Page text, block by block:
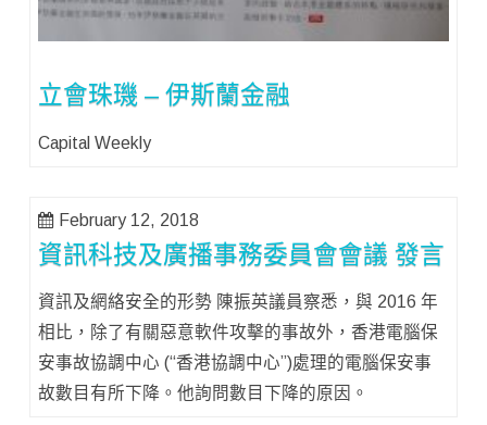
立會珠璣 – 伊斯蘭金融
Capital Weekly
February 12, 2018
資訊科技及廣播事務委員會會議 發言
資訊及網絡安全的形勢 陳振英議員察悉，與 2016 年
相比，除了有關惡意軟件攻擊的事故外，香港電腦保
安事故協調中心 (“香港協調中心”)處理的電腦保安事
故數目有所下降。他詢問數目下降的原因。